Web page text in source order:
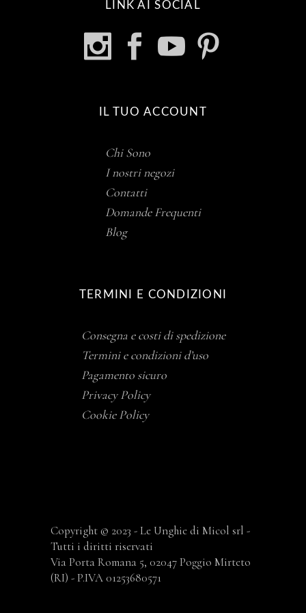
LINK AI SOCIAL
IL TUO ACCOUNT
Chi Sono
I nostri negozi
Contatti
Domande Frequenti
Blog
TERMINI E CONDIZIONI
Consegna e costi di spedizione
Termini e condizioni d’uso
Pagamento sicuro
Privacy Policy
Cookie Policy
Copyright © 2023 - Le Unghie di Micol srl -
Tutti i diritti riservati
Via Porta Romana 5, 02047 Poggio Mirteto
(RI) - P.IVA 01253680571